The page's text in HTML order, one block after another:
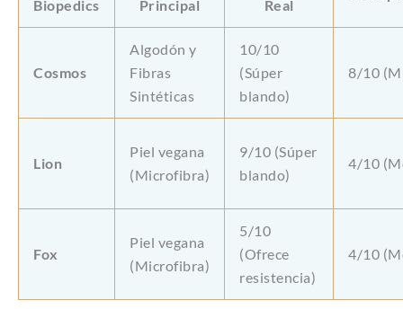
Biopedics
Principal
Real
Cosmos
Algodón y
Fibras
Sintéticas
10/10
(Súper
blando)
8/10
Lion
Piel vegana
(Microfibra)
9/10 (Súper
blando)
4/10
Fox
Piel vegana
(Microfibra)
5/10
(Ofrece
resistencia)
4/10